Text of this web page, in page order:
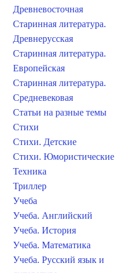
Древневосточная
Старинная литература.
Древнерусская
Старинная литература.
Европейская
Старинная литература.
Средневековая
Статьи на разные темы
Стихи
Стихи. Детские
Стихи. Юмористические
Техника
Триллер
Учеба
Учеба. Английский
Учеба. История
Учеба. Математика
Учеба. Русский язык и